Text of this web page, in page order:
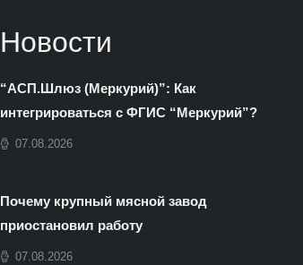
Новости
“АСП.Шлюз (Меркурий)”: Как
интегрироваться с ФГИС “Меркурий”?
07.08.2026
Почему крупный мясной завод
приостановил работу
07.08.2026